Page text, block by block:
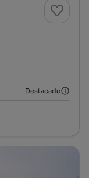
Destacado